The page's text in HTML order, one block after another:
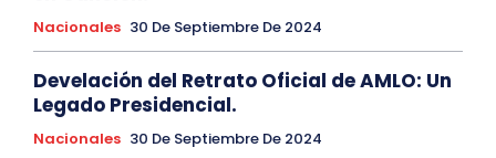
Nacionales 30 De Septiembre De 2024
Develación del Retrato Oficial de AMLO: Un
Legado Presidencial.
Nacionales 30 De Septiembre De 2024